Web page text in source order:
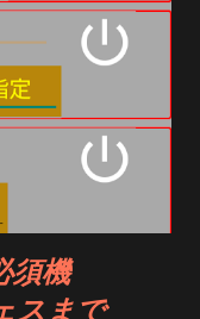
須機
スまで